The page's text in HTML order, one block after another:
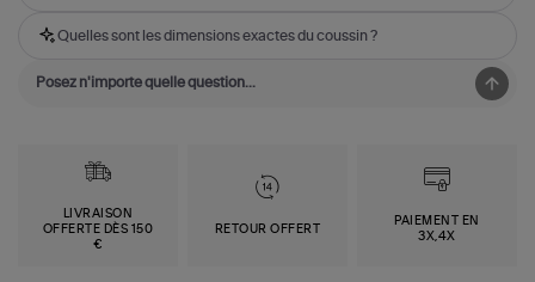
Quelles sont les dimensions exactes du coussin ?
LIVRAISON
OFFERTE DÈS 150
€
RETOUR OFFERT
PAIEMENT EN
3X,4X